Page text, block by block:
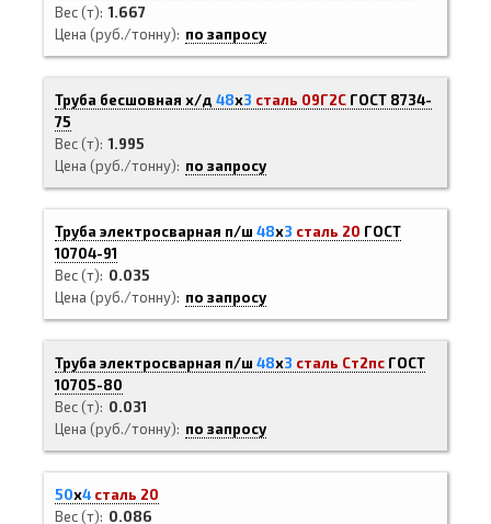
Вес (т) 1.667
Цена (руб./тонну)
по запросу
Труба бесшовная х/д 48х3 сталь 09Г2С ГОСТ 8734-
75
Вес (т) 1.995
Цена (руб./тонну)
по запросу
Труба электросварная п/ш 48х3 сталь 20 ГОСТ
10704-91
Вес (т)
0.035
Цена (руб./тонну)
по запросу
Труба электросварная п/ш 48х3 сталь Ст2пс ГОСТ
10705-80
Вес (т)
0.031
Цена (руб./тонну)
по запросу
50х4 сталь 20
Вес (т)
0.086